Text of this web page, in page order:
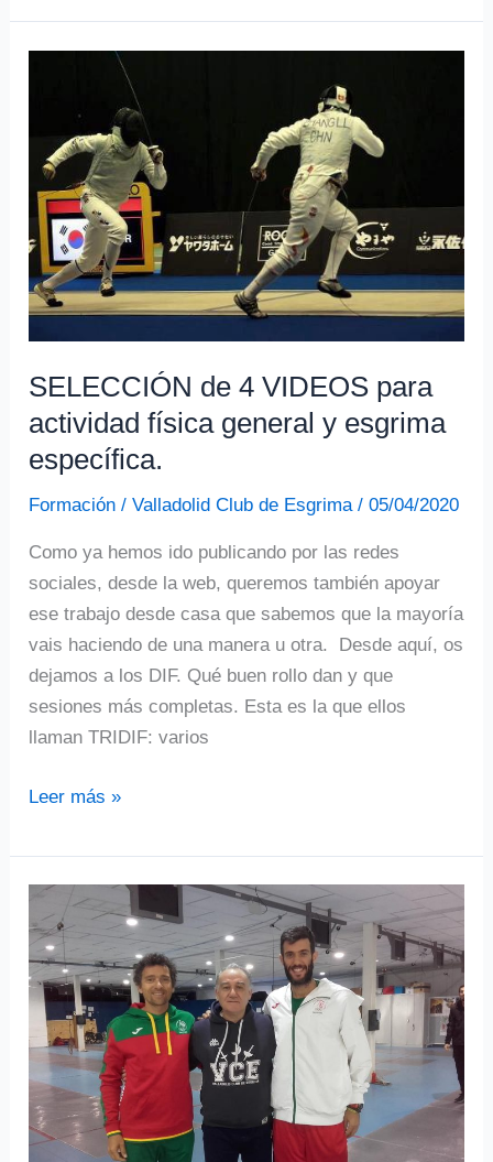
VÍDEO.
Esgrima
mundo.
Como
aprender
en
BRASIL
con
y
Renzo
Agresta.
SELECCIÓN de 4 VIDEOS para
actividad física general y esgrima
específica.
Formación /Valladolid Club de Esgrima/05/04/2020
Como ya hemos ido publicando por las redes
sociales, desde la web, queremos también apoyar
ese trabajo desde casa que sabemos que la mayoría
vais haciendo de una manera u otra. Desde aquí, os
dejamos a los DIF. Qué buen rollo dan y que
sesiones más completas. Esta es la que ellos
llaman TRIDIF: varios
SELECCIÓN
4
VIDEOS
para
actividad
física
general
y
esgrima
específica.
Leer más »